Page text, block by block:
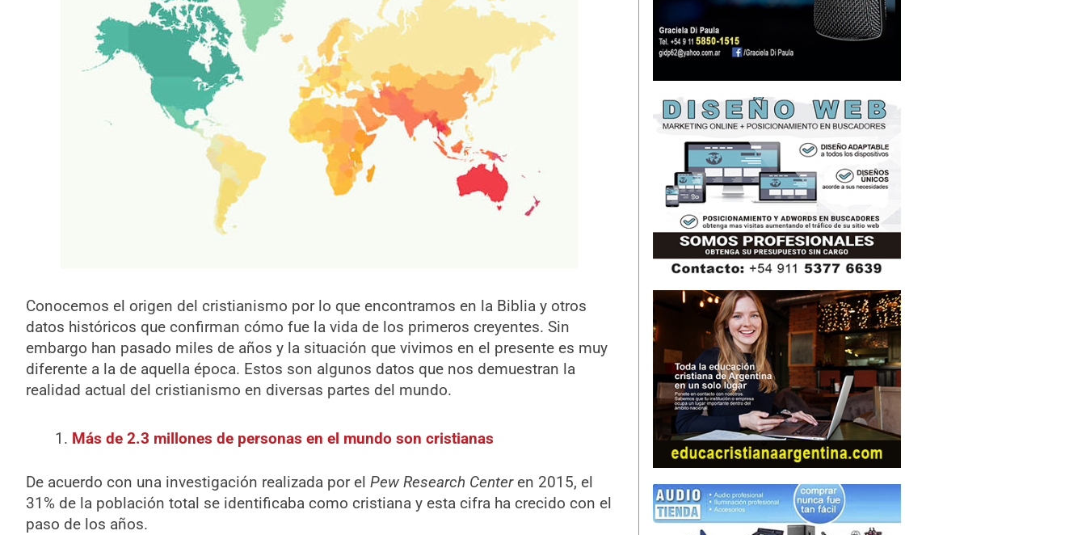
Conocemos el origen del cristianismo por lo que encontramos en la Biblia y otros
datos históricos que confirman cómo fue la vida de los primeros creyentes. Sin
embargo han pasado miles de años y la situación que vivimos en el presente es muy
diferente a la de aquella época. Estos son algunos datos que nos demuestran la
realidad actual del cristianismo en diversas partes del mundo.
Más de 2.3 millones de personas en el mundo son cristianas
De acuerdo con una investigación realizada por el Pew Research Centeren 2015, el
31% de la población total se identificaba como cristiana y esta cifra ha crecido con el
paso de los años.